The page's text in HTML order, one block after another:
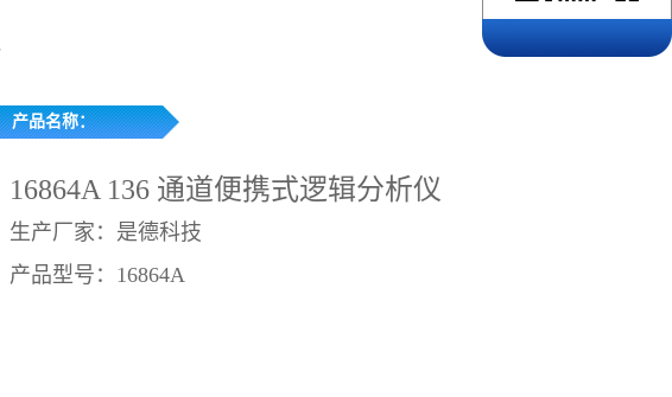
产品名称：
16864A 136 通道便携式逻辑分析仪
生产厂家：是德科技
产品型号： 16864A